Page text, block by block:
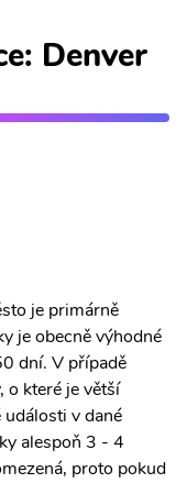
Denver
je primárně
je obecně výhodné
dní. V případě
o které je větší
v dané
alespoň 3 - 4
proto pokud